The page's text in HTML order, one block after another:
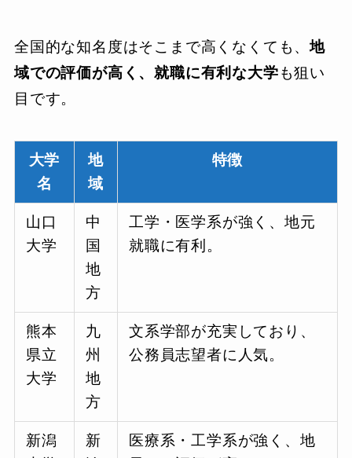
全国的な知名度はそこまで高くなくても、地
域での評価が高く、就職に有利な大学も狙い
目です。
大学
名
地
域
特徴
山口
大学
中
国
地
方
工学・医学系が強く、地元
就職に有利。
熊本
県立
大学
九
州
地
方
文系学部が充実しており、
公務員志望者に人気。
新潟
新
医療系・工学系が強く、地